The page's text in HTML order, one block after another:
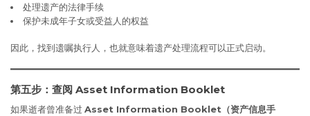
处理遗产的法律手续
保护未成年子女或受益人的权益
因此，找到遗嘱执行人，也就意味着遗产处理流程可以正式启动。
第五步：查阅 Asset Information Booklet
如果逝者曾准备过 Asset Information Booklet（资产信息手